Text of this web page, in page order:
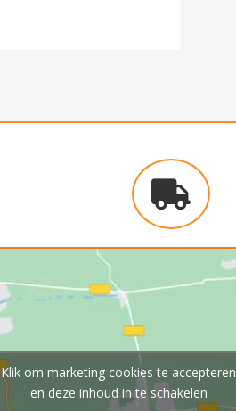
Klik om marketing cookies te accepteren
en deze inhoud in te schakelen